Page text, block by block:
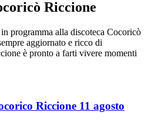
Riccione
programma alla discoteca Cocoricò
aggiornato e ricco di
è pronto a farti vivere momenti
Riccione 11 agosto